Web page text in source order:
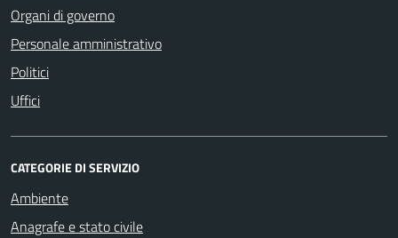
Organi di governo
Personale amministrativo
Politici
Uffici
CATEGORIE DI SERVIZIO
Ambiente
Anagrafe e stato civile